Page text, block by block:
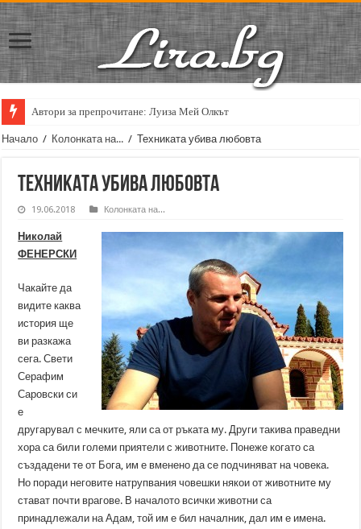
Автори за препрочитане: Луиза Мей Олкът
Кирил Кадийски: „Плачът на големия поет винаги е и сила, и
Начало / Колонката на... / Техниката убива любовта
Техниката убива любовта
19.06.2018 Колонката на...
Николай
ФЕНЕРСКИ
Чакайте да
видите каква
история ще
ви разкажа
сега. Свети
Серафим
Саровски си
е
другарувал с мечките, яли са от ръката му. Други такива праведни
хора са били големи приятели с животните. Понеже когато са
създадени те от Бога, им е вменено да се подчиняват на човека.
Но поради неговите натрупвания човешки някои от животните му
стават почти врагове. В началото всички животни са
принадлежали на Адам, той им е бил началник, дал им е имена.